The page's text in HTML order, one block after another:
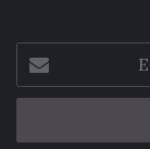
your
Email